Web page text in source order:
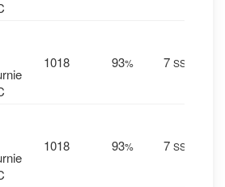
1018 93% 7 SSE
1018 93% 7 SSE